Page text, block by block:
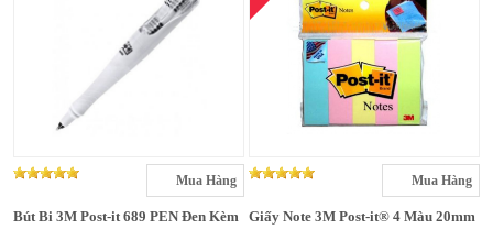
Mua Hàng
Bút Bi 3M Post-it 689 PEN Đen Kèm
Mua Hàng
Giấy Note 3M Post-it® 4 Màu 20mm